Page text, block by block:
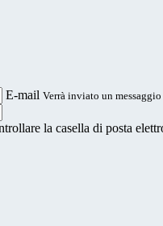
E-mail Verrà inviato un
la casella di posta